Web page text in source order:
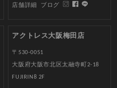
店舗詳細 ブログ
アクトレス大阪梅田店
〒530-0051
大阪府大阪市北区太融寺町2-18
FUJIRIN8 2F